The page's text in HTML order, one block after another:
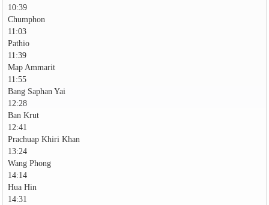
10:39
Chumphon
11:03
Pathio
11:39
Map Ammarit
11:55
Bang Saphan Yai
12:28
Ban Krut
12:41
Prachuap Khiri Khan
13:24
Wang Phong
14:14
Hua Hin
14:31